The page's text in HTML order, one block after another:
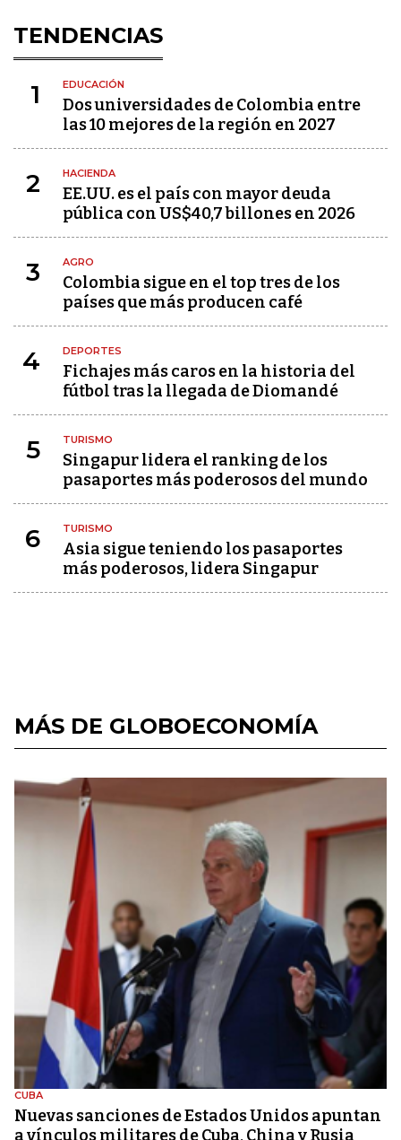
TENDENCIAS
1 EDUCACIÓN
Dos universidades de Colombia entre
las 10 mejores de la región en 2027
2 HACIENDA
EE.UU. es el país con mayor deuda
pública con US$40,7 billones en 2026
3 AGRO
Colombia sigue en el top tres de los
países que más producen café
4 DEPORTES
Fichajes más caros en la historia del
fútbol tras la llegada de Diomandé
5 TURISMO
Singapur lidera el ranking de los
pasaportes más poderosos del mundo
6 TURISMO
Asia sigue teniendo los pasaportes
más poderosos, lidera Singapur
MÁS DE GLOBOECONOMÍA
CUBA
Nuevas sanciones de Estados Unidos apuntan
a vínculos militares de Cuba, China y Rusia